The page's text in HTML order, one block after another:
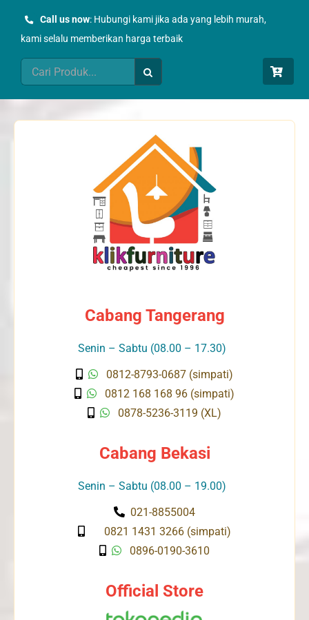
Call us now: Hubungi kami jika ada yang lebih murah,
kami selalu memberikan harga terbaik
Search
for:
Cabang Tangerang
Senin – Sabtu (08.00 – 17.30)
0812-8793-0687 (simpati)
0812 168 168 96 (simpati)
0878-5236-3119 (XL)
Cabang Bekasi
Senin – Sabtu (08.00 – 19.00)
021-8855004
0821 1431 3266 (simpati)
0896-0190-3610
Official Store